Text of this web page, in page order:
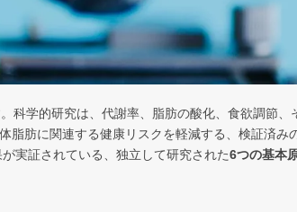
科学的研究は、代謝率、脂肪の酸化、食欲調節
肪に関連する健康リスクを軽減する、検証済
実証されている、独立して研究された6つの基本